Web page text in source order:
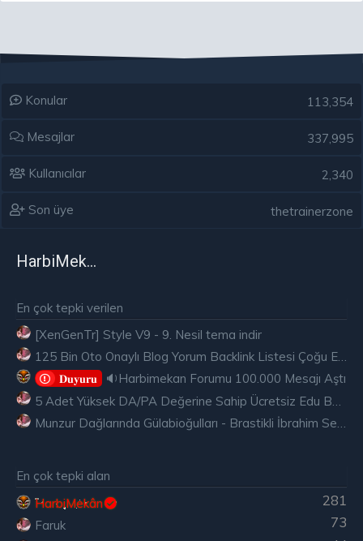
Konular 113,354
Mesajlar 337,995
Kullanıcılar 2,340
Son üye thetrainerzone
HarbiMekân
En çok tepki verilen
[XenGenTr] Style V9 - 9. Nesil tema indir
125 Bin Oto Onaylı Blog Yorum Backlink Listesi Çoğu Edu ve Gov Ücretsiz
𝐃𝐮𝐲𝐮𝐫𝐮
🔉Harbimekan Forumu 100.000 Mesajı Aştı
Munzur Dağlarında Gülabioğulları - Brastikli İbrahim Sevindik
En çok tepki alan
281
HarbiMekân
73
Faruk